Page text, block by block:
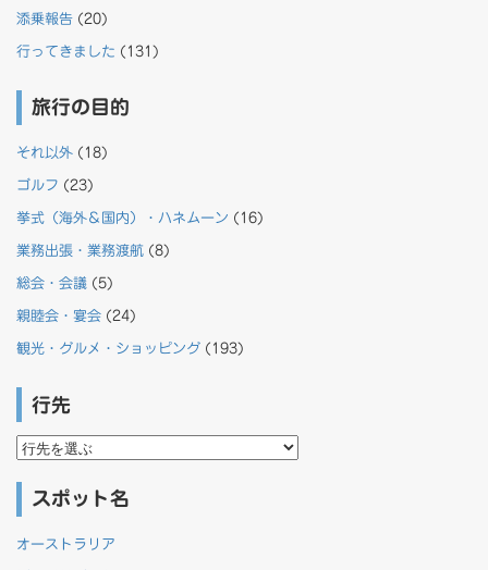
添乗報告 (20)
行ってきました (131)
旅行の目的
それ以外 (18)
ゴルフ (23)
挙式（海外＆国内）・ハネムーン (16)
業務出張・業務渡航 (8)
総会・会議 (5)
親睦会・宴会 (24)
観光・グルメ・ショッピング (193)
行先
行
スポット名
オーストラリア